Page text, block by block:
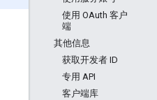
使用 OAuth 客户
端
其他信息
获取开发者 ID
专用 API
客户端库